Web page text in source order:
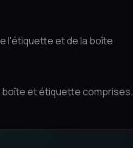
l'étiquette et de la boîte
boîte et étiquette comprises.